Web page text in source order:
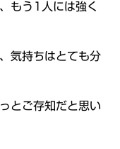
もう1人には強く
気持ちはとても分
とご存知だと思い